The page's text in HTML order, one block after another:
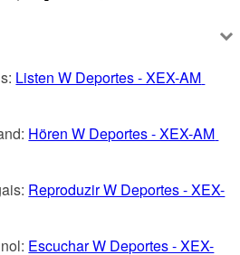
Listen W Deportes - XEX-AM
Hören W Deportes - XEX-AM
Reproduzir W Deportes - XEX-
Escuchar W Deportes - XEX-